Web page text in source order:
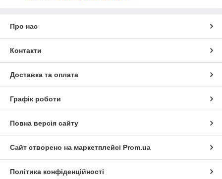
Про нас
Контакти
Доставка та оплата
Графік роботи
Повна версія сайту
Сайт створено на маркетплейсі Prom.ua
Політика конфіденційності